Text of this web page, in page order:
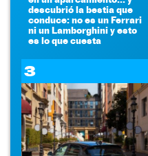
descubrió la bestia que
conduce: no es un Ferrari
ni un Lamborghini y esto
es lo que cuesta
3